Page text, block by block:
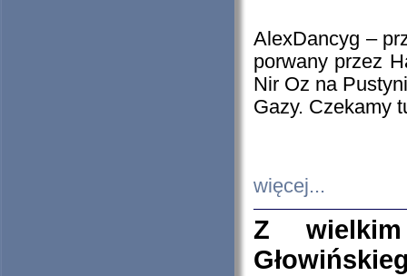
AlexDancyg –
porwany przez
Nir Oz na
Gazy. Czekamy
więcej...
Z